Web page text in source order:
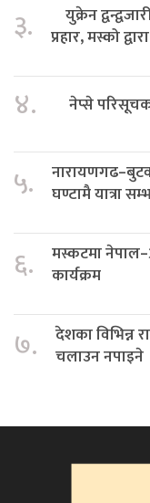
३.
युक्रेन
प्रहार, मस्को
४. नेप्से परिसूचक
५.
घण्टामै यात्रा
६.
मस्कटमा
कार्यक्रम
७.
देशका विभिन्न
चलाउन नपाइने